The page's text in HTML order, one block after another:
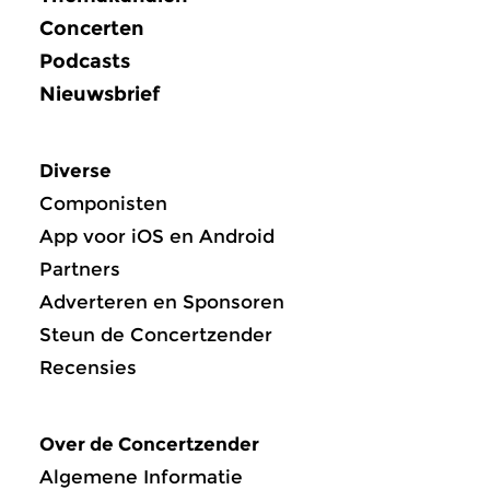
Concerten
Podcasts
Nieuwsbrief
Diverse
Componisten
App voor iOS en Android
Partners
Adverteren en Sponsoren
Steun de Concertzender
Recensies
Over de Concertzender
Algemene Informatie